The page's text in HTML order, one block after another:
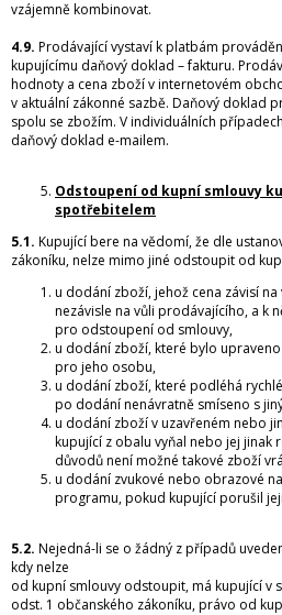
vzájemně kombinovat.
4.9. Prodávající vystaví k platbám
kupujícímu daňový doklad – fakturu.
hodnoty a cena zboží v internetovém
v aktuální zákonné sazbě. Daňový doklad
spolu se zbožím. V individuálních
daňový doklad e-mailem.
Odstoupení od kupní smlouvy
spotřebitelem
5.1. Kupující bere na vědomí, že dle
zákoníku, nelze mimo jiné odstoupit od
u dodání zboží, jehož cena závisí
nezávisle na vůli prodávajícího, a k
pro odstoupení od smlouvy,
u dodání zboží, které bylo
pro jeho osobu,
u dodání zboží, které podléhá
po dodání nenávratně smíseno s
u dodání zboží v uzavřeném nebo
kupující z obalu vyňal nebo jej jinak
důvodů není možné takové zboží
u dodání zvukové nebo obrazové
programu, pokud kupující porušil
5.2. Nejedná-li se o žádný z případů
kdy nelze
od kupní smlouvy odstoupit, má kupující v
odst. 1 občanského zákoníku, právo od